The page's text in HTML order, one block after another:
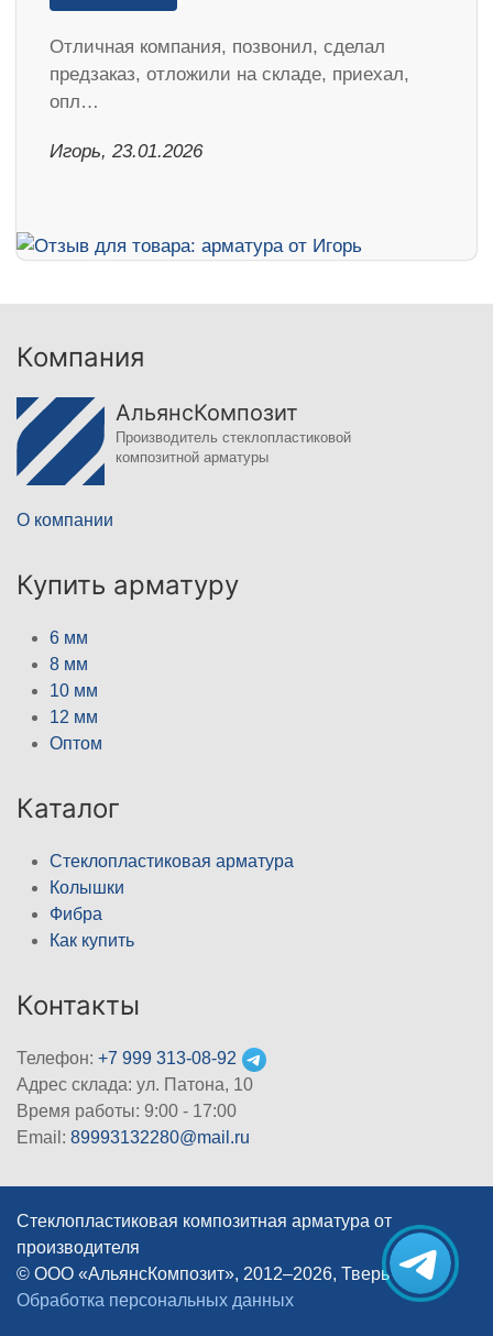
Отличная компания, позвонил, сделал
предзаказ, отложили на складе, приехал,
опл…
Игорь, 23.01.2026
Компания
АльянсКомпозит
Производитель стеклопластиковой
композитной арматуры
О компании
Купить арматуру
6 мм
8 мм
10 мм
12 мм
Оптом
Каталог
Стеклопластиковая арматура
Колышки
Фибра
Как купить
Контакты
Телефон: +7 999 313-08-92
Адрес склада: ул. Патона, 10
Время работы: 9:00 - 17:00
Email: 89993132280@mail.ru
Стеклопластиковая композитная арматура от
производителя
© ООО «АльянсКомпозит», 2012–2026, Тверь
Обработка персональных данных